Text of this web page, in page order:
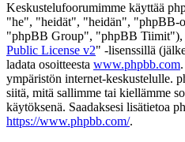
Keskustelufoorumimme käyttää
"he", "heidät", "heidän", "phpBB-
"phpBB Group", "phpBB Tiimit"),
Public License v2" -lisenssillä
ladata osoitteesta www.phpbb.com
ympäristön internet-keskustelulle.
siitä, mitä sallimme tai kiellämme
käytöksenä. Saadaksesi lisätietoa
https://www.phpbb.com/.